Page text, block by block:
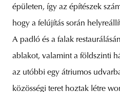
épületen, így az építészek
hogy a felújítás során
A padló és a falak
ablakot, valamint a földszinti
az utóbbi egy átriumos
közösségi teret hoztak létre